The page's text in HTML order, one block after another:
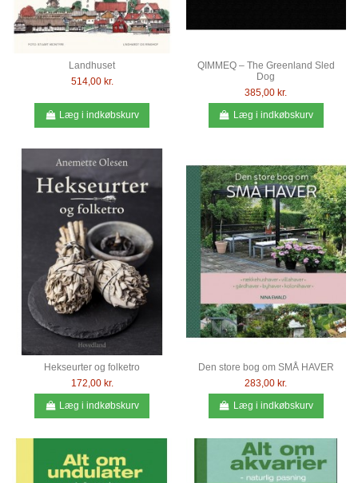
Landhuset
514,00 kr.
Læg i indkøbskurv
QIMMEQ – The Greenland Sled
Dog
385,00 kr.
Læg i indkøbskurv
Hekseurter og folketro
172,00 kr.
Læg i indkøbskurv
Den store bog om SMÅ HAVER
283,00 kr.
Læg i indkøbskurv